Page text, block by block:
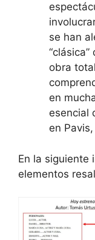
se han
obra
en
esencial
en
En la siguiente
elementos